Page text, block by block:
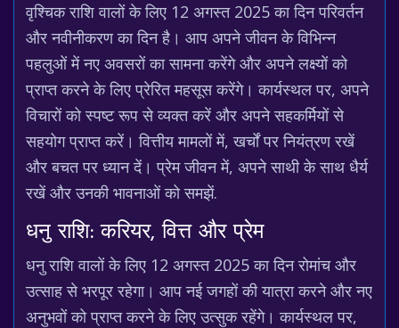
वृश्चिक राशि वालों के लिए 12 अगस्त 2025 का दिन परिवर्तन
और नवीनीकरण का दिन है। आप अपने जीवन के विभिन्न
पहलुओं में नए अवसरों का सामना करेंगे और अपने लक्ष्यों को
प्राप्त करने के लिए प्रेरित महसूस करेंगे। कार्यस्थल पर, अपने
विचारों को स्पष्ट रूप से व्यक्त करें और अपने सहकर्मियों से
सहयोग प्राप्त करें। वित्तीय मामलों में, खर्चों पर नियंत्रण रखें
और बचत पर ध्यान दें। प्रेम जीवन में, अपने साथी के साथ धैर्य
रखें और उनकी भावनाओं को समझें.
धनु राशि: करियर, वित्त और प्रेम
धनु राशि वालों के लिए 12 अगस्त 2025 का दिन रोमांच और
उत्साह से भरपूर रहेगा। आप नई जगहों की यात्रा करने और नए
अनुभवों को प्राप्त करने के लिए उत्सुक रहेंगे। कार्यस्थल पर,